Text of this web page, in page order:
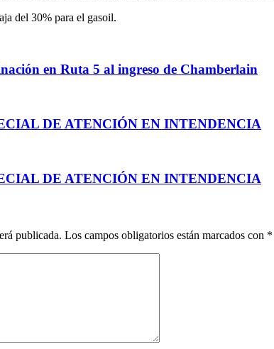
del 30% para el gasoil.
en Ruta 5 al ingreso de Chamberlain
DE ATENCIÓN EN INTENDENCIA
DE ATENCIÓN EN INTENDENCIA
publicada. Los campos obligatorios están marcados con *